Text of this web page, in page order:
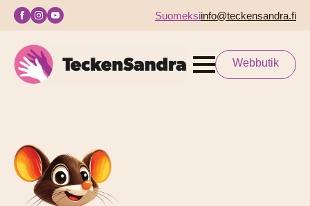
Suomeksiinfo@teckensandra.fi
Webbutik